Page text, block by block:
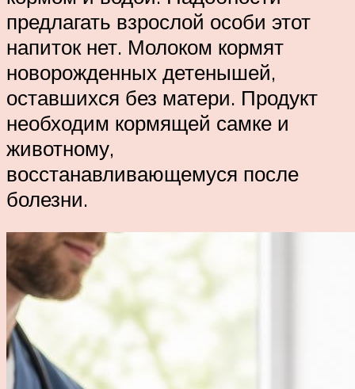
предлагать взрослой особи этот
напиток нет. Молоком кормят
новорожденных детенышей,
оставшихся без матери. Продукт
необходим кормящей самке и
животному,
восстанавливающемуся после
болезни.